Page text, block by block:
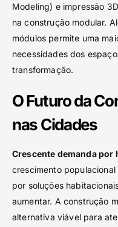
Modeling) e impressão
na construção modular.
módulos permite uma
necessidades dos
transformação.
O Futuro da
nas Cidades
Crescente demanda por
crescimento
por soluções
aumentar. A construção
alternativa viável para